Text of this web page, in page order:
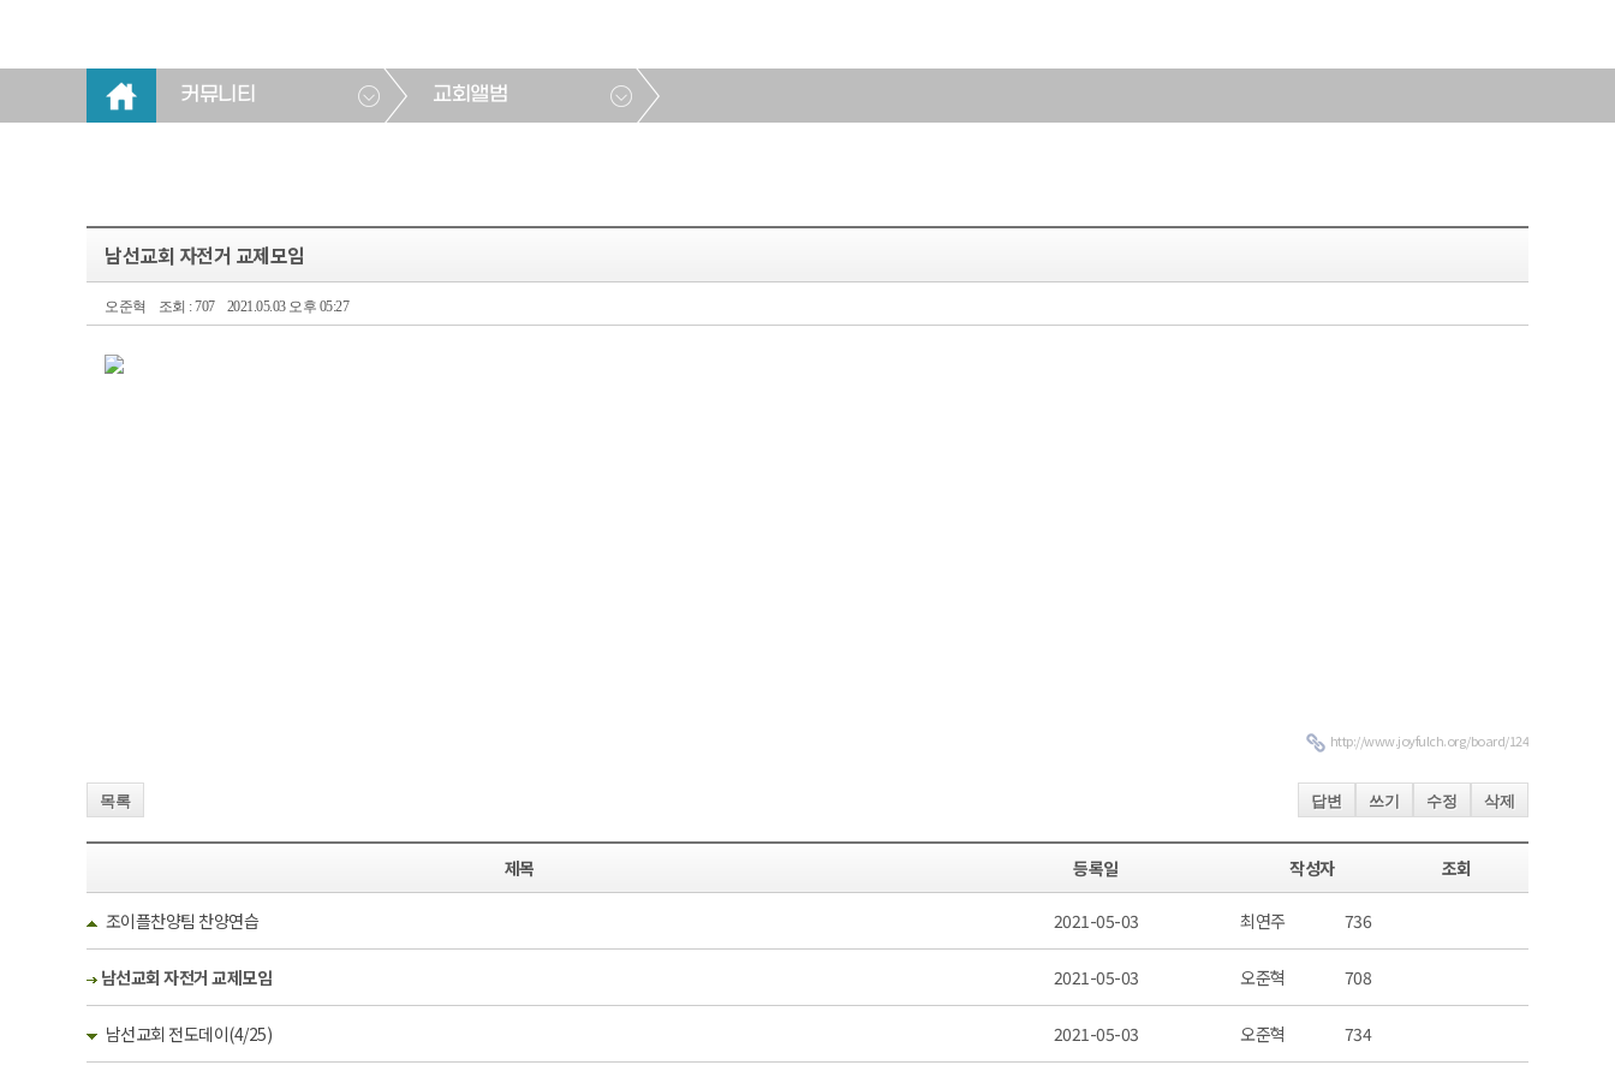
커뮤니티 교회앨범
남선교회 자전거 교제모임
오준혁 조회 : 707 2021.05.03 오후 05:27
http://www.joyfulch.org/board/124
목록 답변 쓰기 수정 삭제
제목 등록일 작성자 조회
조이플찬양팀 찬양연습 2021-05-03 최연주 736
남선교회 자전거 교제모임 2021-05-03 오준혁 708
남선교회 전도데이(4/25) 2021-05-03 오준혁 734